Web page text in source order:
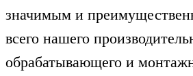
значимым и
всего нашего
обрабатывающего и